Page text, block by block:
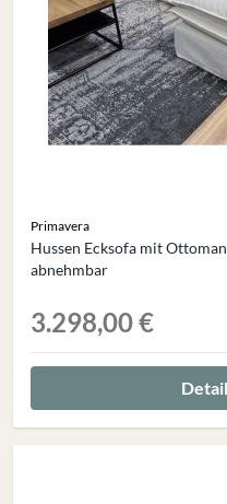
Primavera
Hussen Ecksofa mit
abnehmbar
3.298,00 €